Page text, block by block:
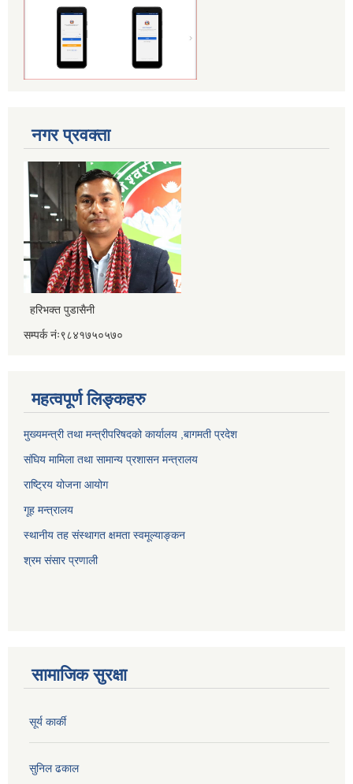
नगर प्रवक्ता
हरिभक्त पुडासैनी
सम्पर्क नंः९८४१७५०५७०
महत्वपूर्ण लिङ्कहरु
मुख्यमन्त्री तथा मन्त्रीपरिषदको कार्यालय ,बागमती प्रदेश
संघिय मामिला तथा सामान्य प्रशासन मन्त्रालय
राष्ट्रिय योजना आयोग
गूह मन्त्रालय
स्थानीय तह संस्थागत क्षमता स्वमूल्याङ्कन
श्रम संसार प्रणाली
सामाजिक सुरक्षा
सूर्य कार्की
सुनिल ढकाल